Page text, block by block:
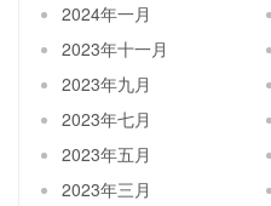
2024年一月
2023年十一月
2023年九月
2023年七月
2023年五月
2023年三月